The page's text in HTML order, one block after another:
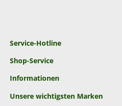
Service-Hotline
Shop-Service
Informationen
Unsere wichtigsten Marken